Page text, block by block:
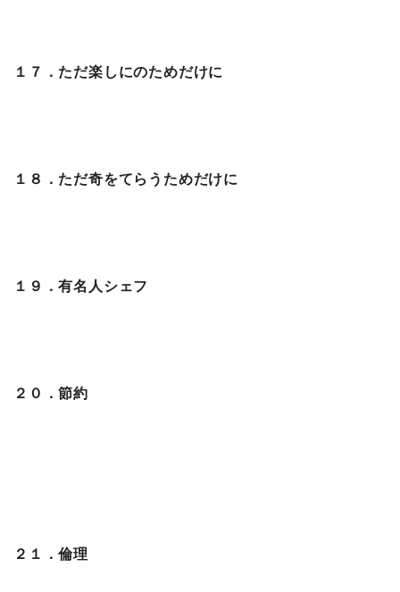
１７．ただ楽しにのためだけに
１８．ただ奇をてらうためだけに
１９．有名人シェフ
２０．節約
２１．倫理